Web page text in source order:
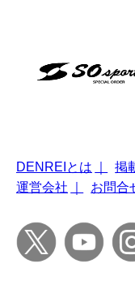
DENREIとは 掲
運営会社
お問合